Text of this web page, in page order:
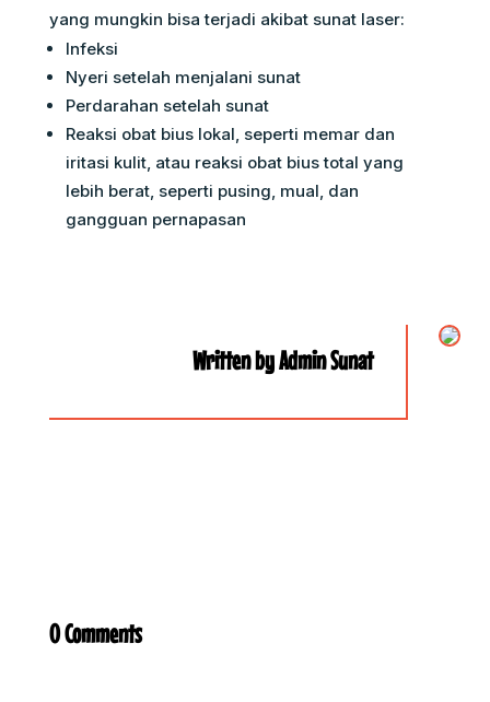
yang mungkin bisa terjadi akibat sunat laser:
Infeksi
Nyeri setelah menjalani sunat
Perdarahan setelah sunat
Reaksi obat bius lokal, seperti memar dan
iritasi kulit, atau reaksi obat bius total yang
lebih berat, seperti pusing, mual, dan
gangguan pernapasan
Written by Admin Sunat
0 Comments